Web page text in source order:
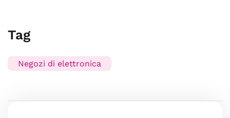
Tag
Negozi di elettronica